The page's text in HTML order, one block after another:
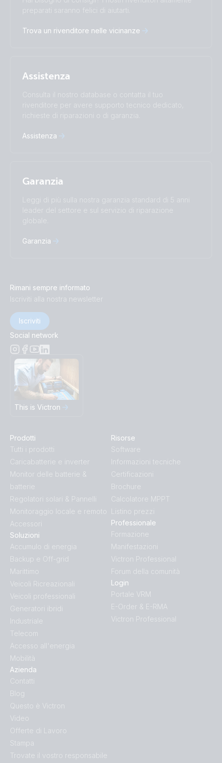
Čeština
Dansk
Español
Français
Română
Türkçe
Ελληνικά
Русский
Українська
中國人
preparati saranno felici di aiutarti.
Trova un rivenditore nelle vicinanze
Assistenza
Consulta il nostro database o contatta il tuo
rivenditore per avere supporto tecnico dedicato,
richieste di riparazioni o di garanzia.
Assistenza
Garanzia
Leggi di più sulla nostra garanzia standard di 5 anni
leader del settore e sul servizio di riparazione
globale.
Garanzia
Rimani sempre informato
Iscriviti alla nostra newsletter
Iscriviti
Social network
This is Victron
Prodotti
Tutti i prodotti
Caricabatterie e inverter
Monitor delle batterie &
batterie
Regolatori solari & Pannelli
Monitoraggio locale e remoto
Accessori
Soluzioni
Accumulo di energia
Backup e Off-grid
Marittimo
Veicoli Ricreazionali
Veicoli professionali
Generatori ibridi
Industriale
Telecom
Accesso all'energia
Mobilità
Azienda
Contatti
Blog
Questo è Victron
Video
Offerte di Lavoro
Stampa
Trovate il vostro responsabile
Risorse
Software
Informazioni tecniche
Certificazioni
Brochure
Calcolatore MPPT
Listino prezzi
Professionale
Formazione
Manifestazioni
Victron Professional
Forum della comunità
Login
Portale VRM
E-Order & E-RMA
Victron Professional